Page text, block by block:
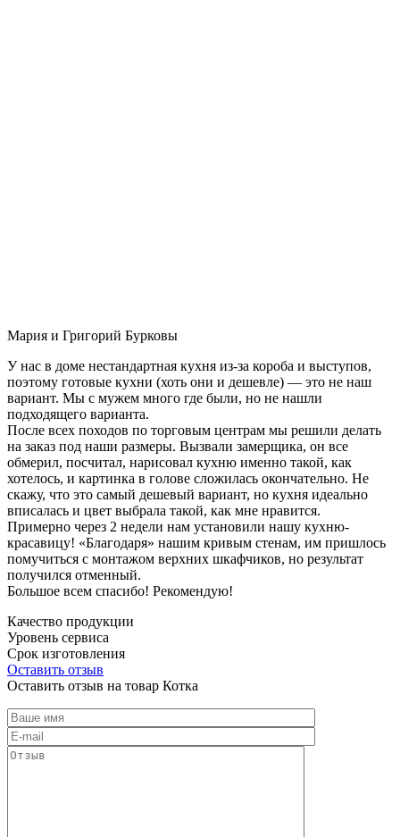
Мария и Григорий Бурковы
У нас в доме нестандартная кухня из-за короба и выступов,
поэтому готовые кухни (хоть они и дешевле) — это не наш
вариант. Мы с мужем много где были, но не нашли
подходящего варианта.
После всех походов по торговым центрам мы решили делать
на заказ под наши размеры. Вызвали замерщика, он все
обмерил, посчитал, нарисовал кухню именно такой, как
хотелось, и картинка в голове сложилась окончательно. Не
скажу, что это самый дешевый вариант, но кухня идеально
вписалась и цвет выбрала такой, как мне нравится.
Примерно через 2 недели нам установили нашу кухню-
красавицу! «Благодаря» нашим кривым стенам, им пришлось
помучиться с монтажом верхних шкафчиков, но результат
получился отменный.
Большое всем спасибо! Рекомендую!
Качество продукции
Уровень сервиса
Срок изготовления
Оставить отзыв
Оставить отзыв на товар Котка